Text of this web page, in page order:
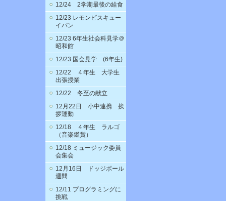
12/24 2学期最後の給食
12/23 レモンビスキュー
イパン
12/23 6年生社会科見学＠
昭和館
12/23 国会見学 (6年生)
12/22 ４年生 大学生
出張授業
12/22 冬至の献立
12月22日 小中連携 挨
拶運動
12/18 ４年生 ラルゴ
（音楽鑑賞）
12/18 ミュージック委員
会集会
12月16日 ドッジボール
週間
12/11 プログラミングに
挑戦